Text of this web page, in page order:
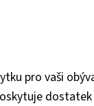
pro vaši